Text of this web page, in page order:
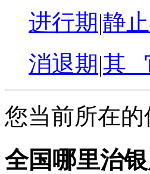
进行期|静
消退期|其
您当前所在的
全国哪里治